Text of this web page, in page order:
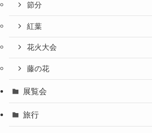
節分
紅葉
花火大会
藤の花
展覧会
旅行